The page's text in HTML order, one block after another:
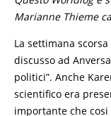
Marianne Thieme
La settimana
discusso ad
politici”. Anche
scientifico era
importante che